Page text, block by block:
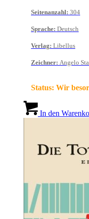
Seitenanzahl: 304
Sprache: Deutsch
Verlag: Libellus
Zeichner: Angelo
Status: Wir
In den